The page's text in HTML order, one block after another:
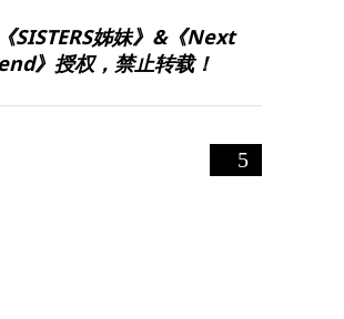
SISTERS姊妹》&《Next
》授权，禁止转载！